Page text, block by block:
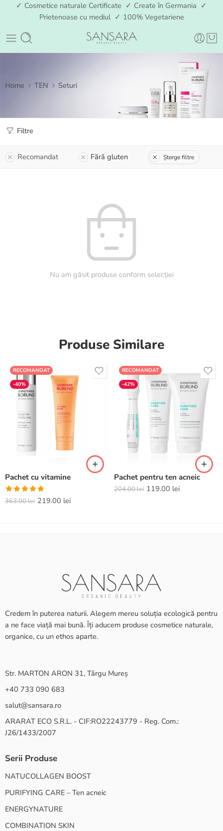
✓ Cosmetice naturale Certificate ✓ Create în Germania ✓
Prietenoase cu mediul ✓ 100% Vegetariene
Home TEN Seturi
Filtre
Recomandat Fără gluten Șterge filtre
Nu am găsit produse conform selecției
Produse Similare
RECOMANDAT
-40%
Pachet cu vitamine
Evaluat la
5.00din 5
363.00lei 219.00 lei
RECOMANDAT
-42%
Pachet pentru ten acneic
204.00lei 119.00 lei
Credem în puterea naturii. Alegem mereu soluția ecologică pentru
a ne face viață mai bună. Îți aducem produse cosmetice naturale,
organice, cu un ethos aparte.
Str. MARTON ARON 31, Târgu Mureș
+40 733 090 683
salut@sansara.ro
ARARAT ECO S.R.L. - CIF:RO22243779 - Reg. Com.:
J26/1433/2007
Serii Produse
NATUCOLLAGEN BOOST
PURIFYING CARE – Ten acneic
ENERGYNATURE
COMBINATION SKIN